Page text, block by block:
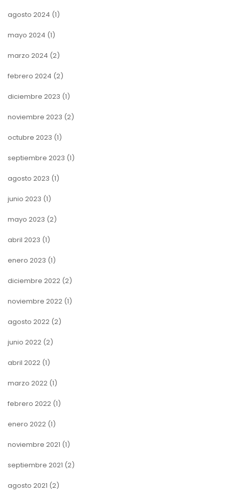
agosto 2024 (1)
mayo 2024 (1)
marzo 2024 (2)
febrero 2024 (2)
diciembre 2023 (1)
noviembre 2023 (2)
octubre 2023 (1)
septiembre 2023 (1)
agosto 2023 (1)
junio 2023 (1)
mayo 2023 (2)
abril 2023 (1)
enero 2023 (1)
diciembre 2022 (2)
noviembre 2022 (1)
agosto 2022 (2)
junio 2022 (2)
abril 2022 (1)
marzo 2022 (1)
febrero 2022 (1)
enero 2022 (1)
noviembre 2021 (1)
septiembre 2021 (2)
agosto 2021 (2)